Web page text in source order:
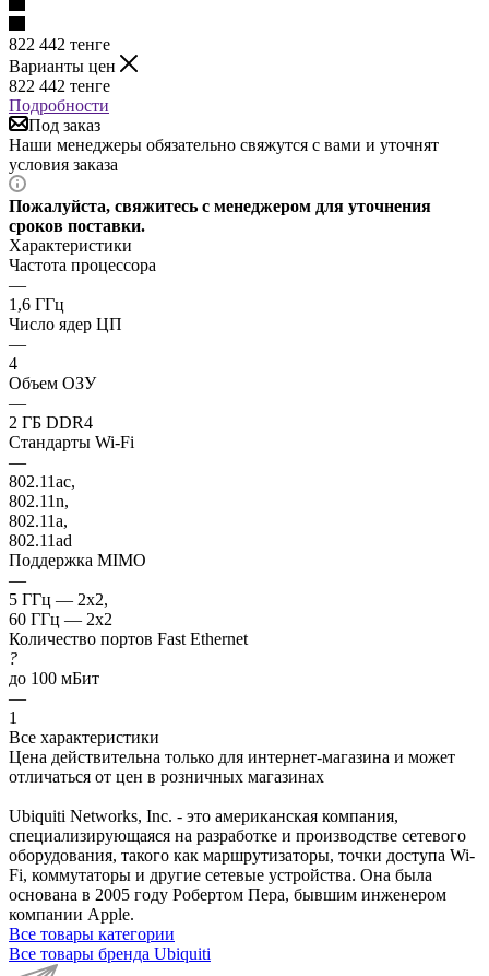
822 442 тенге
Варианты цен
822 442 тенге
Подробности
Под заказ
Наши менеджеры обязательно свяжутся с вами и уточнят
условия заказа
Пожалуйста, свяжитесь с менеджером для уточнения
сроков поставки.
Характеристики
Частота процессора
—
1,6 ГГц
Число ядер ЦП
—
4
Объем ОЗУ
—
2 ГБ DDR4
Стандарты Wi-Fi
—
802.11ac,
802.11n,
802.11a,
802.11ad
Поддержка MIMO
—
5 ГГц — 2x2,
60 ГГц — 2x2
Количество портов Fast Ethernet
?
до 100 мБит
—
1
Все характеристики
Цена действительна только для интернет-магазина и может
отличаться от цен в розничных магазинах
Ubiquiti Networks, Inc. - это американская компания,
специализирующаяся на разработке и производстве сетевого
оборудования, такого как маршрутизаторы, точки доступа Wi-
Fi, коммутаторы и другие сетевые устройства. Она была
основана в 2005 году Робертом Пера, бывшим инженером
компании Apple.
Все товары категории
Все товары бренда Ubiquiti